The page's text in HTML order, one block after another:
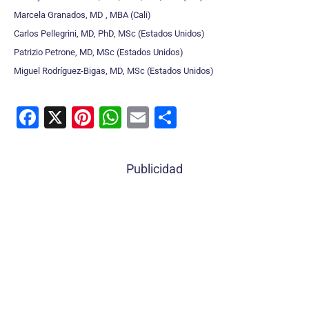
Marcela Granados, MD , MBA (Cali)
Carlos Pellegrini, MD, PhD, MSc (Estados Unidos)
Patrizio Petrone, MD, MSc (Estados Unidos)
Miguel Rodríguez-Bigas, MD, MSc (Estados Unidos)
F
X
Pi W
at
E
ai m
Publicidad